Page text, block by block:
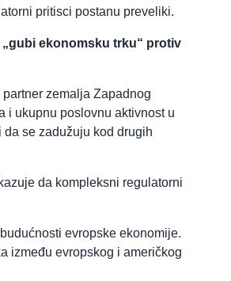
pritisci postanu preveliki.
ekonomsku trku“ protiv
zemalja Zapadnog
i ukupnu poslovnu aktivnost u
se zadužuju kod drugih
da kompleksni regulatorni
evropske ekonomije.
između evropskog i američkog